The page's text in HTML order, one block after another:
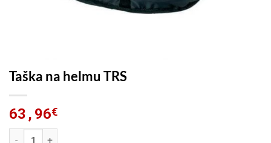
Taška na helmu TRS
63,96€
Taška na helmu TRS množství